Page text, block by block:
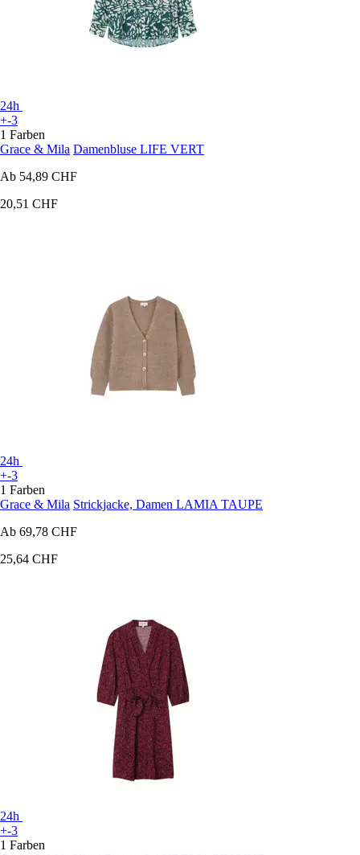
24h
+-3
1 Farben
Grace & Mila Damenbluse LIFE VERT
Ab 54,89 CHF
20,51 CHF
24h
+-3
1 Farben
Grace & Mila Strickjacke, Damen LAMIA TAUPE
Ab 69,78 CHF
25,64 CHF
24h
+-3
1 Farben